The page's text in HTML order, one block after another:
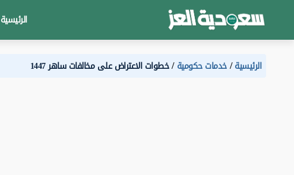
الرئيسية
الرئيسية خدمات حكومية خطوات الاعتراض على مخالفات ساهر 1447